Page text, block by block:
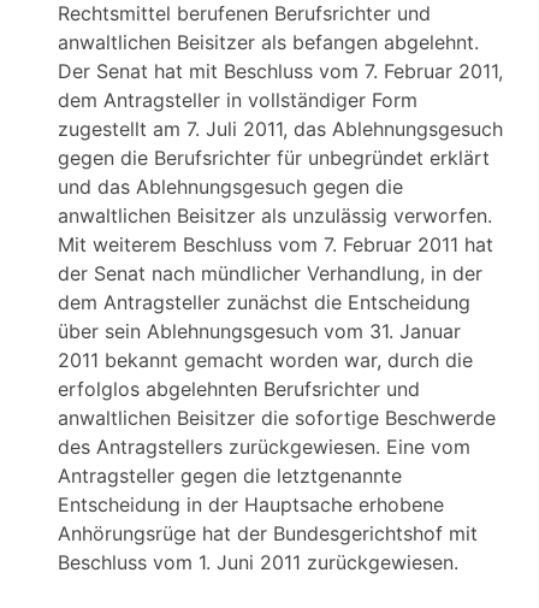
Rechtsmittel berufenen Berufsrichter und
anwaltlichen Beisitzer als befangen abgelehnt.
Der Senat hat mit Beschluss vom 7. Februar 2011,
dem Antragsteller in vollständiger Form
zugestellt am 7. Juli 2011, das Ablehnungsgesuch
gegen die Berufsrichter für unbegründet erklärt
und das Ablehnungsgesuch gegen die
anwaltlichen Beisitzer als unzulässig verworfen.
Mit weiterem Beschluss vom 7. Februar 2011 hat
der Senat nach mündlicher Verhandlung, in der
dem Antragsteller zunächst die Entscheidung
über sein Ablehnungsgesuch vom 31. Januar
2011 bekannt gemacht worden war, durch die
erfolglos abgelehnten Berufsrichter und
anwaltlichen Beisitzer die sofortige Beschwerde
des Antragstellers zurückgewiesen. Eine vom
Antragsteller gegen die letztgenannte
Entscheidung in der Hauptsache erhobene
Anhörungsrüge hat der Bundesgerichtshof mit
Beschluss vom 1. Juni 2011 zurückgewiesen.